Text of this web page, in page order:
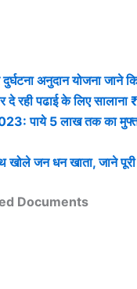
अनुदान योजना जाने
पढाई के लिए सालाना
5 लाख तक का मुफ्त
जन धन खाता, जाने पूरी
Documents